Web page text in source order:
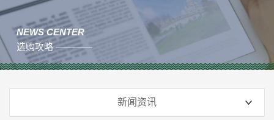
NEWS CENTER
选购攻略 ————
新闻资讯